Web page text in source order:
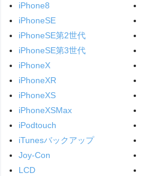
iPhone8
iPhoneSE
iPhoneSE第2世代
iPhoneSE第3世代
iPhoneX
iPhoneXR
iPhoneXS
iPhoneXSMax
iPodtouch
iTunesバックアップ
Joy-Con
LCD